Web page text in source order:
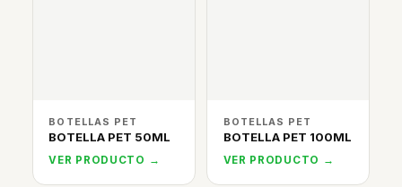
BOTELLAS PET
BOTELLA PET 50ML
VER PRODUCTO →
BOTELLAS PET
BOTELLA PET 100ML
VER PRODUCTO →